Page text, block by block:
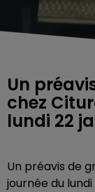
Un
chez
lundi 22
Un préavis de
journée du lundi